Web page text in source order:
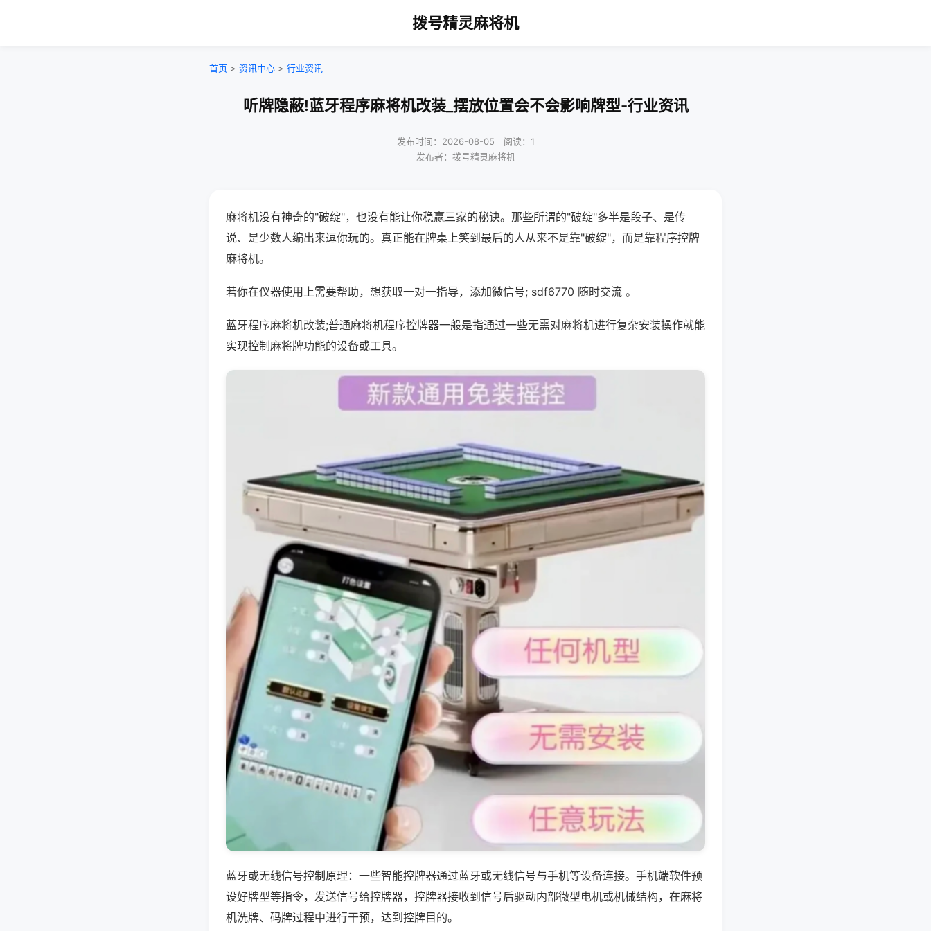
拨号精灵麻将机
首页 > 资讯中心 > 行业资讯
听牌隐蔽!蓝牙程序麻将机改装_摆放位置会不会影响牌型-行业资讯
发布时间：2026-08-05｜阅读：1
发布者：拨号精灵麻将机
麻将机没有神奇的"破绽"，也没有能让你稳赢三家的秘诀。那些所谓的"破绽"多半是段子、是传
说、是少数人编出来逗你玩的。真正能在牌桌上笑到最后的人从来不是靠"破绽"，而是靠程序控牌
麻将机。
若你在仪器使用上需要帮助，想获取一对一指导，添加微信号; sdf6770 随时交流 。
蓝牙程序麻将机改装;普通麻将机程序控牌器一般是指通过一些无需对麻将机进行复杂安装操作就能
实现控制麻将牌功能的设备或工具。
蓝牙或无线信号控制原理：一些智能控牌器通过蓝牙或无线信号与手机等设备连接。手机端软件预
设好牌型等指令，发送信号给控牌器，控牌器接收到信号后驱动内部微型电机或机械结构，在麻将
机洗牌、码牌过程中进行干预，达到控牌目的。